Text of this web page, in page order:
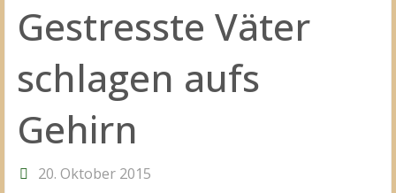
Gestresste Väter
schlagen aufs
Gehirn
20. Oktober 2015